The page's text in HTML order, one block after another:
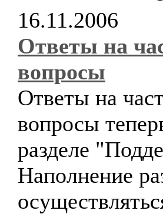
16.11.2006
Ответы на
вопросы
Ответы на
вопросы
разделе
Наполнение